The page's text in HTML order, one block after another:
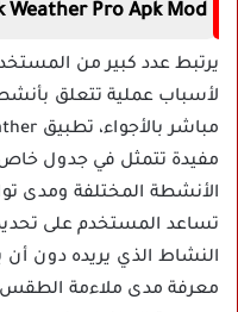
Weather Pro Apk Mod
يرتبط عدد كبير من
لأسباب عملية تتعلق
مفيدة تتمثل في جدول
الأنشطة المختلفة ومدى
تساعد المستخدم على
النشاط الذي يريده دون أن
معرفة مدى ملاءمة الطقس